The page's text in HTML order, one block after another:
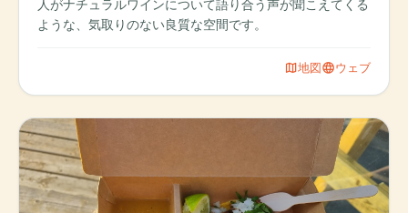
人がナチュラルワインについて語り合う声が聞こえてくる
ような、気取りのない良質な空間です。
map地図languageウェブ